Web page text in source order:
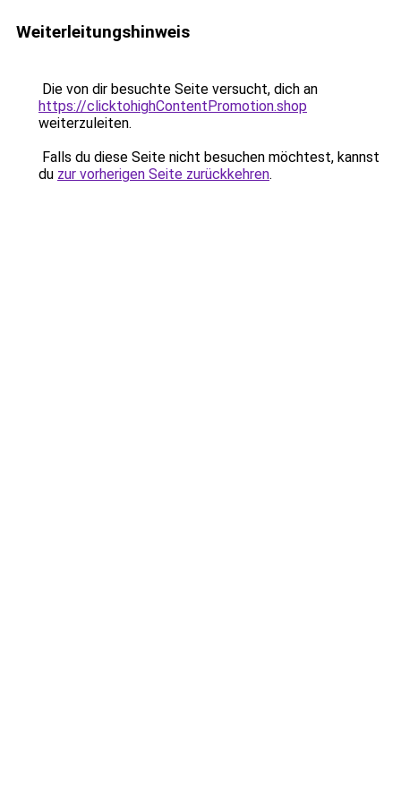
Weiterleitungshinweis
Die von dir besuchte Seite versucht, dich an
https://clicktohighContentPromotion.shop
weiterzuleiten.
Falls du diese Seite nicht besuchen möchtest, kannst
du zur vorherigen Seite zurückkehren.